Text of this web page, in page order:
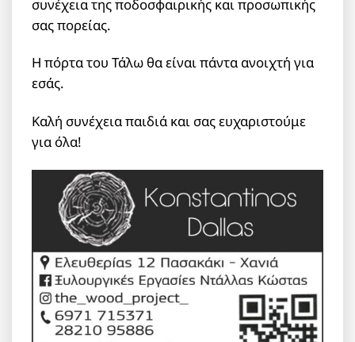
συνέχεια της ποδοσφαιρικής και προσωπικής
σας πορείας.
Η πόρτα του Τάλω θα είναι πάντα ανοιχτή για
εσάς.
Καλή συνέχεια παιδιά και σας ευχαριστούμε
για όλα!